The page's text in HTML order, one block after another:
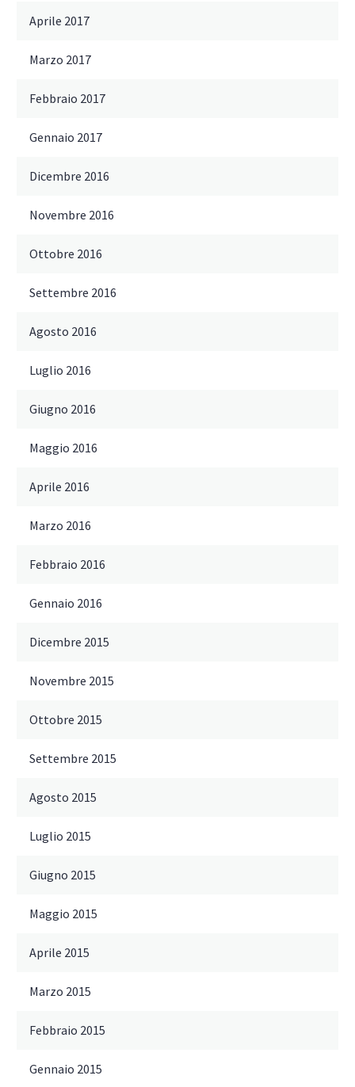
Aprile 2017
Marzo 2017
Febbraio 2017
Gennaio 2017
Dicembre 2016
Novembre 2016
Ottobre 2016
Settembre 2016
Agosto 2016
Luglio 2016
Giugno 2016
Maggio 2016
Aprile 2016
Marzo 2016
Febbraio 2016
Gennaio 2016
Dicembre 2015
Novembre 2015
Ottobre 2015
Settembre 2015
Agosto 2015
Luglio 2015
Giugno 2015
Maggio 2015
Aprile 2015
Marzo 2015
Febbraio 2015
Gennaio 2015